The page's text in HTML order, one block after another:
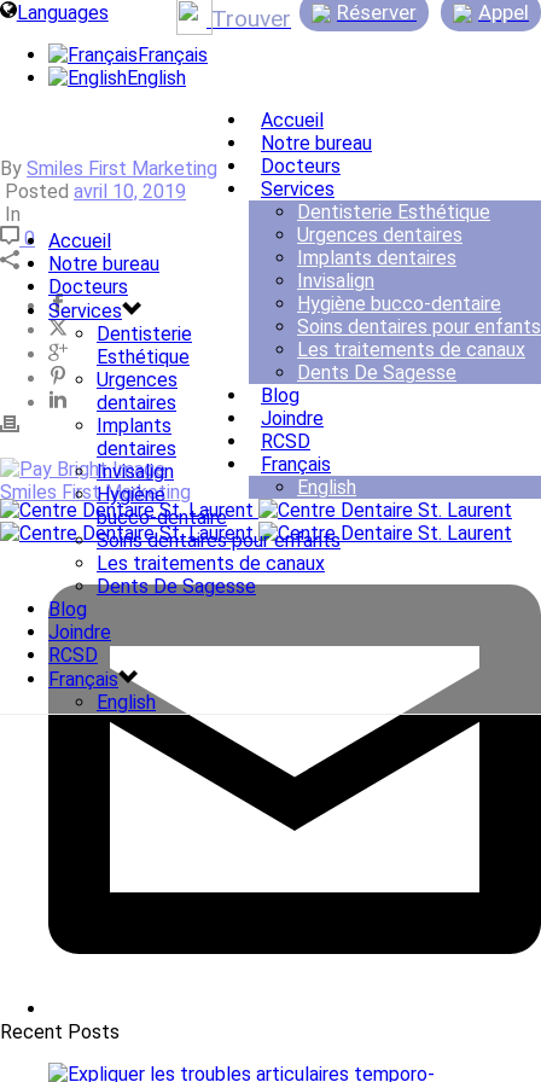
Trouver Réserver Appel
Languages
Français
English
Accueil
Notre bureau
Docteurs
Services
Dentisterie Esthétique
Urgences dentaires
Implants dentaires
Invisalign
Hygiène bucco-dentaire
Soins dentaires pour enfants
Les traitements de canaux
Dents De Sagesse
Blog
Joindre
RCSD
Français
English
Accueil
Notre bureau
Docteurs
Services
Dentisterie
Esthétique
Urgences
dentaires
Implants
dentaires
Invisalign
Hygiène
bucco-dentaire
Soins dentaires pour enfants
Les traitements de canaux
Dents De Sagesse
Blog
Joindre
RCSD
Français
English
By Smiles First Marketing
Posted avril 10, 2019
In
0
Smiles First Marketing
Recent Posts